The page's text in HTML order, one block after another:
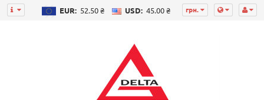
грн.
EUR: 52.50 ₴ USD: 45.00 ₴